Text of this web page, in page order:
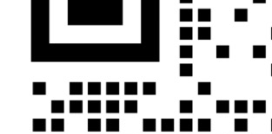
报警。
2、检测人的距